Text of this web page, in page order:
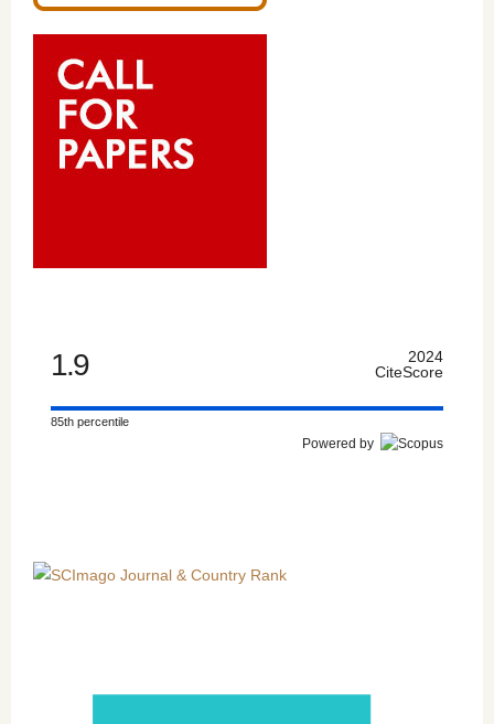
1.9
2024
CiteScore
85th percentile
Powered by